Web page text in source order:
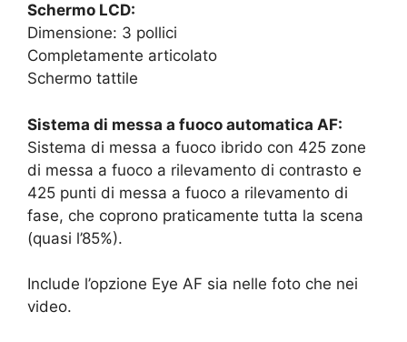
Schermo LCD:
Dimensione: 3 pollici
Completamente articolato
Schermo tattile
Sistema di messa a fuoco automatica AF:
Sistema di messa a fuoco ibrido con 425 zone
di messa a fuoco a rilevamento di contrasto e
425 punti di messa a fuoco a rilevamento di
fase, che coprono praticamente tutta la scena
(quasi l’85%).
Include l’opzione Eye AF sia nelle foto che nei
video.